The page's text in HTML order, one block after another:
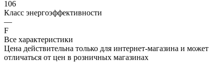
106
Класс энергоэффективности
—
F
Все характеристики
Цена действительна только для интернет-магазина и может
отличаться от цен в розничных магазинах